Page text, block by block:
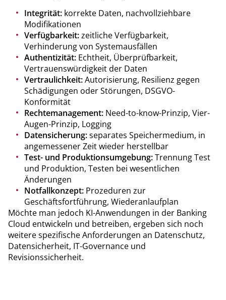
Integrität: korrekte Daten, nachvollziehbare
Modifikationen
Verfügbarkeit:zeitliche Verfügbarkeit,
Verhinderung von Systemausfällen
Authentizität: Echtheit, Überprüfbarkeit,
Vertrauenswürdigkeit der Daten
Vertraulichkeit:Autorisierung, Resilienz gegen
Schädigungen oder Störungen, DSGVO-
Konformität
Rechtemanagement: Need-to-know-Prinzip, Vier-
Augen-Prinzip, Logging
Datensicherung:separates Speichermedium, in
angemessener Zeit wieder herstellbar
Test- und Produktionsumgebung:Trennung Test
und Produktion, Testen bei wesentlichen
Änderungen
Notfallkonzept: Prozeduren zur
Geschäftsfortführung, Wiederanlaufplan
Möchte man jedoch KI-Anwendungen in der Banking
Cloud entwickeln und betreiben, ergeben sich noch
weitere spezifische Anforderungen an Datenschutz,
Datensicherheit, IT-Governance und
Revisionssicherheit.